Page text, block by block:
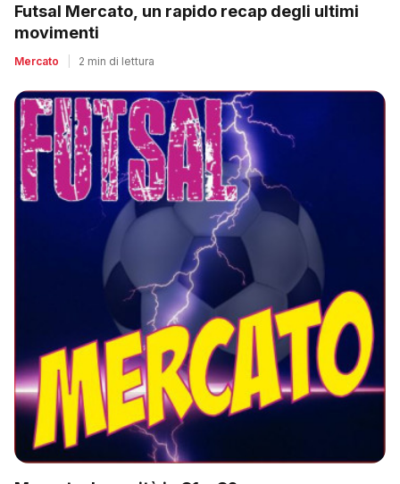
Futsal Mercato, un rapido recap degli ultimi
movimenti
Mercato 2 min di lettura